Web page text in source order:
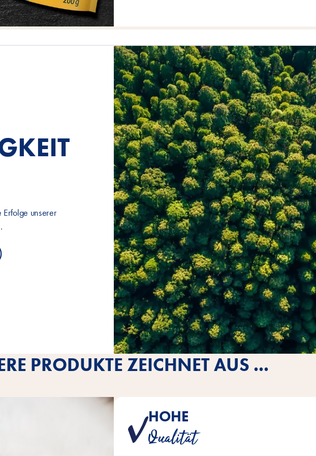
unserer
PRODUKTE ZEICHNET AUS ...
HOHE
Qualität
Ein Produkt aus dem Hause Vitakraft ist unser
höchsten Qualitätsanforderungen gerecht